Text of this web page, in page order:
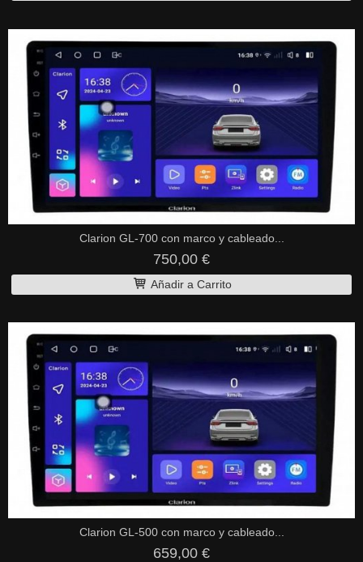
Clarion GL-700 con marco y cableado...
750,00 €
Añadir a Carrito
Clarion GL-500 con marco y cableado...
659,00 €